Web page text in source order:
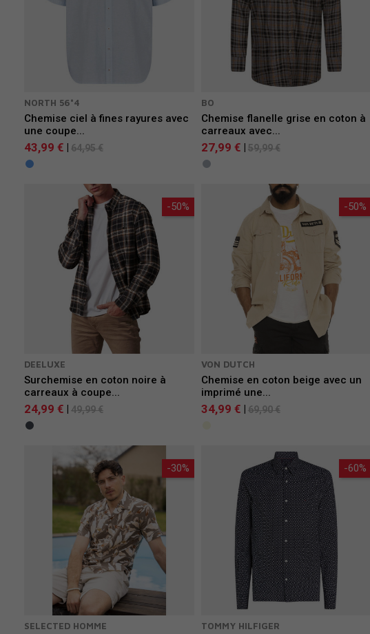
NORTH 56°4
Chemise ciel à fines rayures avec
une coupe...
43,99 € 64,95 €
BO
Chemise flanelle grise en coton à
carreaux avec...
27,99 € 59,99 €
-50%
DEELUXE
Surchemise en coton noire à
carreaux à coupe...
24,99 € 49,99 €
-50%
VON DUTCH
Chemise en coton beige avec un
imprimé une...
34,99 € 69,90 €
-30%
SELECTED HOMME
-60%
TOMMY HILFIGER